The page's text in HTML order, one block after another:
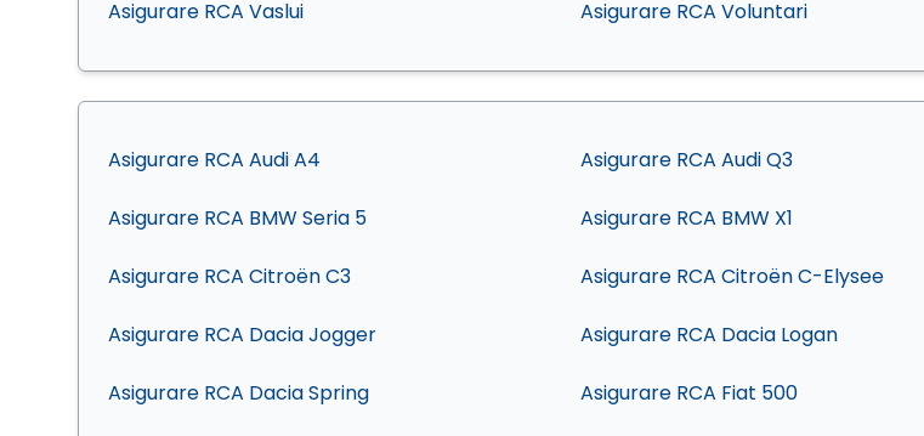
Asigurare RCA Vaslui Asigurare RCA Voluntari
Asigurare RCA Audi A4 Asigurare RCA Audi Q3
Asigurare RCA BMW Seria 5 Asigurare RCA BMW X1
Asigurare RCA Citroën C3 Asigurare RCA Citroën C-Elysee
Asigurare RCA Dacia Jogger Asigurare RCA Dacia Logan
Asigurare RCA Dacia Spring Asigurare RCA Fiat 500